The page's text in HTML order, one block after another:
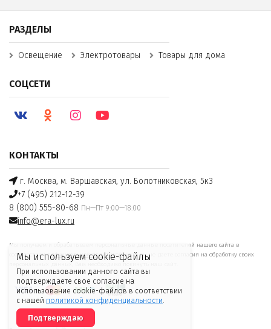
Мы используем cookie-файлы
При использовании данного сайта вы
подтверждаете свое согласие на
использование cookie-файлов в соответствии
с нашей политикой конфиденциальности.
Подтверждаю
КОНТАКТЫ
г. Москва, м. Варшавская, ул. Болотниковская, 5к3
+7 (495) 212-12-39
8 (800) 555-80-68 Пн—Пт 9:00—18:00
info@era-lux.ru
Мы получаем и обрабатываем персональные данные посетителей нашего сайта в
соответствии софициальной политикой. Если вы не даете согласия на обработку своих
персональных данных, Вам необходимо покинуть наш сайт.
РАЗДЕЛЫ
Освещение Электротовары Товары для дома
СОЦСЕТИ